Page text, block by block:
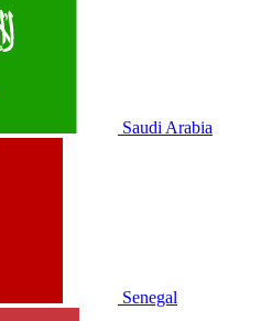
Saudi Arabia
Senegal